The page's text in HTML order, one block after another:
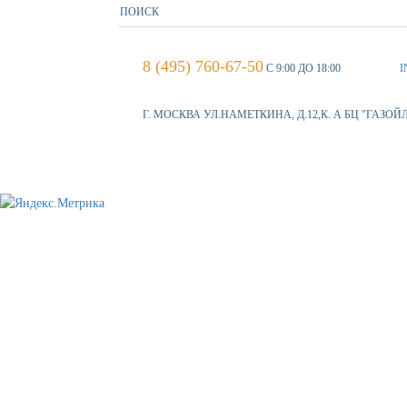
8 (495) 760-67-50 С 9:00 ДО 18:00
Г. МОСКВА УЛ.НАМЕТКИНА, Д.12,К. А БЦ